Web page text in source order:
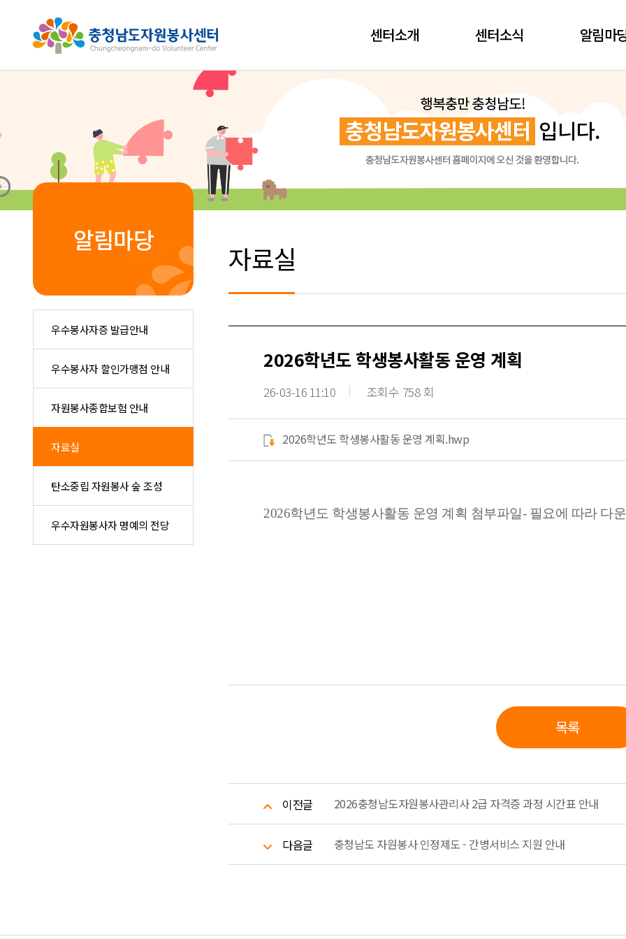
센터소개 센터소식 알림마
알림마당
우수봉사자증 발급안내
우수봉사자 할인가맹점 안내
자원봉사종합보험 안내
자료실
탄소중립 자원봉사 숲 조성
우수자원봉사자 명예의 전당
자료실
2026학년도 학생봉사활동 운영 계획
26-03-16 11:10 조회수 758 회
2026학년도 학생봉사활동 운영 계획.hwp
2026학년도 학생봉사활동 운영 계획 첨부파일- 필요에 따라 다
목록
이전글 2026충청남도자원봉사관리사 2급 자격증 과정 시간표 안내
다음글 충청남도 자원봉사 인정제도 - 간병서비스 지원 안내